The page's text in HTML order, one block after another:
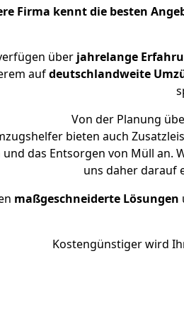
Firma kennt die besten
über jahrelange
aufdeutschlandweite
Von der Planung
bieten auch
das Entsorgen von Müll an.
uns daher darauf
maßgeschneiderte Lösungen
Kostengünstiger wird